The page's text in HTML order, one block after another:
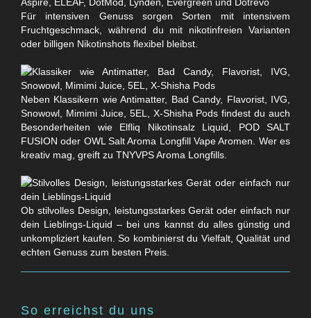
Für intensiven Genuss sorgen Sorten mit intensivem
Fruchtgeschmack, während du mit nikotinfreien Varianten
oder billigen Nikotinshots flexibel bleibst.
Neben Klassikern wie Antimatter, Bad Candy, Flavorist, IVG,
Snowowl, Mimimi Juice, 5EL, X-Shisha Pods findest du auch
Besonderheiten wie Elfliq Nikotinsalz Liquid, POD SALT
FUSION oder OWL Salt Aroma Longfill Vape Aromen. Wer es
kreativ mag, greift zu TNYVPS Aroma Longfills.
Ob stilvolles Design, leistungsstarkes Gerät oder einfach nur
dein Lieblings-Liquid – bei uns kannst du alles günstig und
unkompliziert kaufen. So kombinierst du Vielfalt, Qualität und
echten Genuss zum besten Preis.
So erreichst du uns